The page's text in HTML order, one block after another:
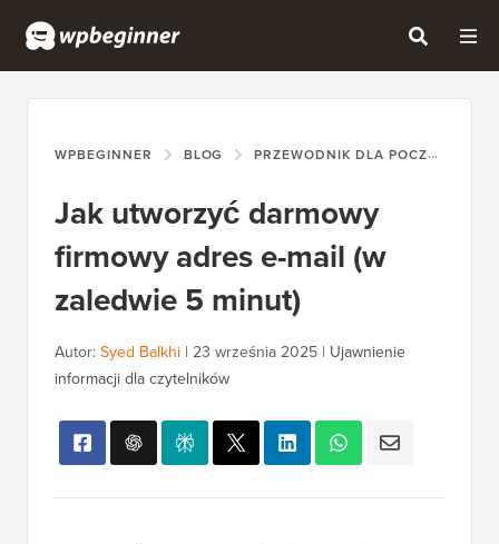
WPBEGINNER BLOG PRZEWODNIK DLA POCZĄTKUJĄCYCH
Jak utworzyć darmowy
firmowy adres e-mail (w
zaledwie 5 minut)
Autor:Syed Balkhi | 23 września 2025 | Ujawnienie
informacji dla czytelników